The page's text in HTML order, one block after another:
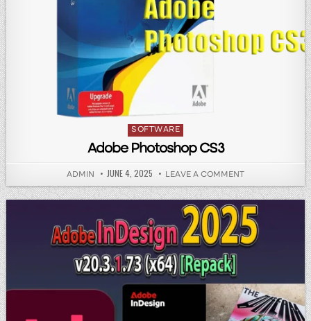
Posted in
SOFTWARE
Adobe Photoshop CS3
AUTHOR:
ADMIN PUBLISHED DATE:
JUNE 4, 2025 LEAVE A COMMENTON ADOBE